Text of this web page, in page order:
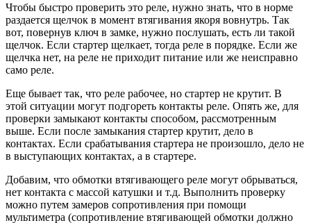
Чтобы быстро проверить это реле, нужно знать, что в норме
раздается щелчок в момент втягивания якоря вовнутрь. Так
вот, повернув ключ в замке, нужно послушать, есть ли такой
щелчок. Если стартер щелкает, тогда реле в порядке. Если же
щелчка нет, на реле не приходит питание или же неисправно
само реле.
Еще бывает так, что реле рабочее, но стартер не крутит. В
этой ситуации могут подгореть контакты реле. Опять же, для
проверки замыкают контакты способом, рассмотренным
выше. Если после замыкания стартер крутит, дело в
контактах. Если срабатывания стартера не произошло, дело не
в выступающих контактах, а в стартере.
Добавим, что обмотки втягивающего реле могут обрываться,
нет контакта с массой катушки и т.д. Выполнить проверку
можно путем замеров сопротивления при помощи
мультиметра (сопротивление втягивающей обмотки должно